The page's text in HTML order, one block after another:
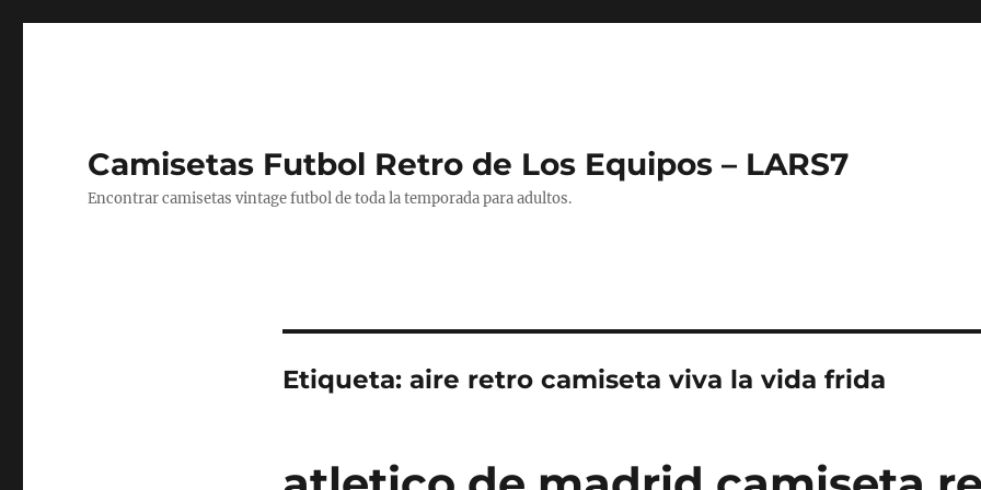
Camisetas Futbol Retro de Los Equipos – LARS7
Encontrar camisetas vintage futbol de toda la temporada para adultos.
Etiqueta: aire retro camiseta viva la vida frida